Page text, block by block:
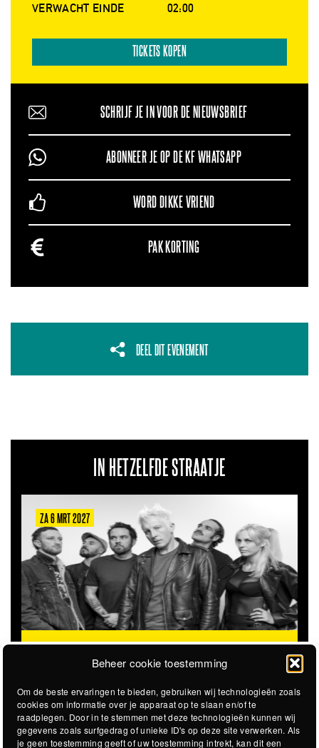
Beheer cookie toestemming
Om de beste ervaringen te bieden, gebruiken wij technologieën zoals
cookies om informatie over je apparaat op te slaan en/of te
raadplegen. Door in te stemmen met deze technologieën kunnen wij
gegevens zoals surfgedrag of unieke ID's op deze site verwerken. Als
je geen toestemming geeft of uw toestemming intrekt, kan dit een
VERWACHT EINDE 02:00
TICKETS KOPEN
SCHRIJF JE IN VOOR DE NIEUWSBRIEF
ABONNEER JE OP DE KF WHATSAPP
WORD DIKKE VRIEND
PAK KORTING
DEEL DIT EVENEMENT
IN HETZELFDE STRAATJE
ZA 6 MRT 2027